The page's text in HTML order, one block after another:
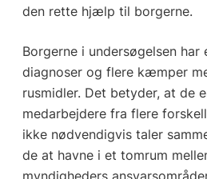
den rette hjælp til borgerne.
Borgerne i undersøgelsen har
diagnoser og flere kæmper
rusmidler. Det betyder, at de
medarbejdere fra flere
ikke nødvendigvis taler
de at havne i et tomrum